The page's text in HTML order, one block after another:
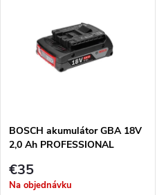
o
v
o
v
BOSCH akumulátor GBA 18V
2,0 Ah PROFESSIONAL
€35
Na objednávku